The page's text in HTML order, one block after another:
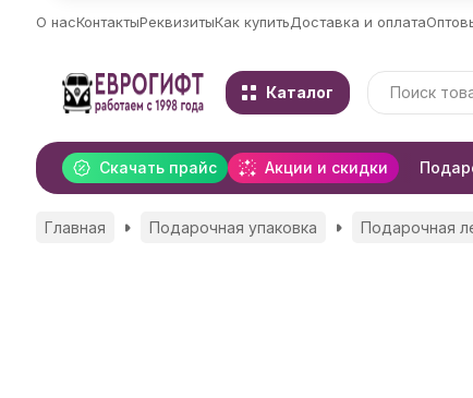
О насКонтактыРеквизитыКак купитьДоставка и оплата
Каталог
Скачать прайс Акции и скидки
Главная Подарочная упаковка Подарочная